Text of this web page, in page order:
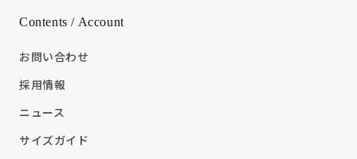
Contents / Account
お問い合わせ
採用情報
ニュース
サイズガイド